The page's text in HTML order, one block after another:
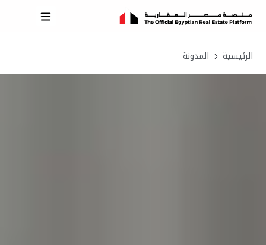
الرئيسية المدونة